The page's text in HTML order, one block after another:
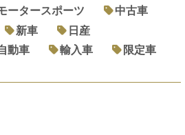
ータースポーツ
中古車
新車
日産
動車 輸入車
限定車